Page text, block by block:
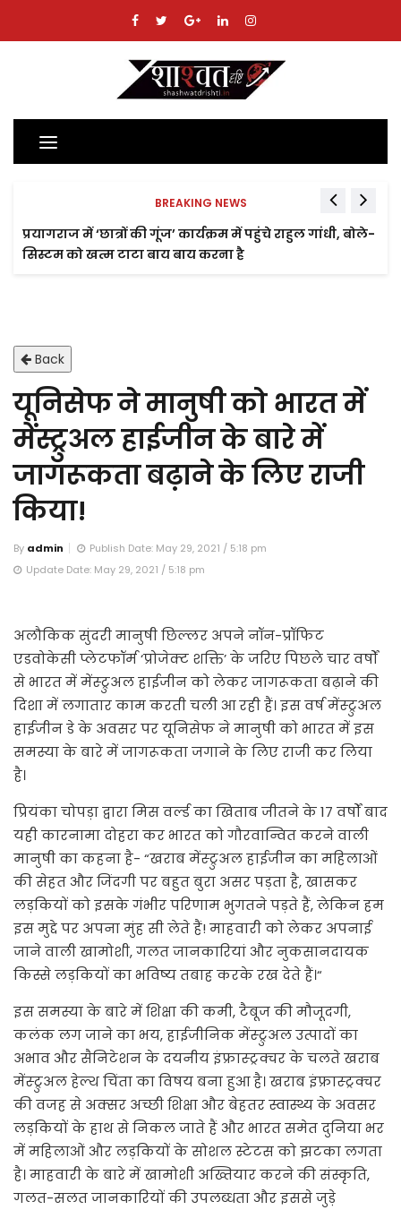
Toggle
navigation
BREAKING NEWS
प्रयागराज में ‘छात्रों की गूंज’ कार्यक्रम में पहुंचे राहुल गांधी, बोले-
सिस्टम को खत्म टाटा बाय बाय करना है
Back
यूनिसेफ ने मानुषी को भारत में
मेंस्ट्रुअल हाईजीन के बारे में
जागरूकता बढ़ाने के लिए राजी
किया!
By admin
Publish Date: May 29, 2021 / 5:18 pm
Update Date: May 29, 2021 / 5:18 pm
अलौकिक सुंदरी मानुषी छिल्लर अपने नॉन-प्रॉफिट
एडवोकेसी प्लेटफॉर्म ‘प्रोजेक्ट शक्ति’ के जरिए पिछले चार वर्षों
से भारत में मेंस्ट्रुअल हाईजीन को लेकर जागरूकता बढ़ाने की
दिशा में लगातार काम करती चली आ रही हैं। इस वर्ष मेंस्ट्रुअल
हाईजीन डे के अवसर पर यूनिसेफ ने मानुषी को भारत में इस
समस्या के बारे में जागरूकता जगाने के लिए राजी कर लिया
है।
प्रियंका चोपड़ा द्वारा मिस वर्ल्ड का खिताब जीतने के 17 वर्षों बाद
यही कारनामा दोहरा कर भारत को गौरवान्वित करने वाली
मानुषी का कहना है- “खराब मेंस्ट्रुअल हाईजीन का महिलाओं
की सेहत और जिंदगी पर बहुत बुरा असर पड़ता है, खासकर
लड़कियों को इसके गंभीर परिणाम भुगतने पड़ते हैं, लेकिन हम
इस मुद्दे पर अपना मुंह सी लेते हैं! माहवारी को लेकर अपनाई
जाने वाली खामोशी, गलत जानकारियां और नुकसानदायक
किस्से लड़कियों का भविष्य तबाह करके रख देते हैं।“
इस समस्या के बारे में शिक्षा की कमी, टैबूज की मौजूदगी,
कलंक लग जाने का भय, हाईजीनिक मेंस्ट्रुअल उत्पादों का
अभाव और सैनिटेशन के दयनीय इंफ्रास्ट्रक्चर के चलते खराब
मेंस्ट्रुअल हेल्थ चिंता का विषय बना हुआ है। खराब इंफ्रास्ट्रक्चर
की वजह से अक्सर अच्छी शिक्षा और बेहतर स्वास्थ्य के अवसर
लड़कियों के हाथ से निकल जाते हैं और भारत समेत दुनिया भर
में महिलाओं और लड़कियों के सोशल स्टेटस को झटका लगता
है। माहवारी के बारे में खामोशी अख्तियार करने की संस्कृति,
गलत-सलत जानकारियों की उपलब्धता और इससे जुड़े